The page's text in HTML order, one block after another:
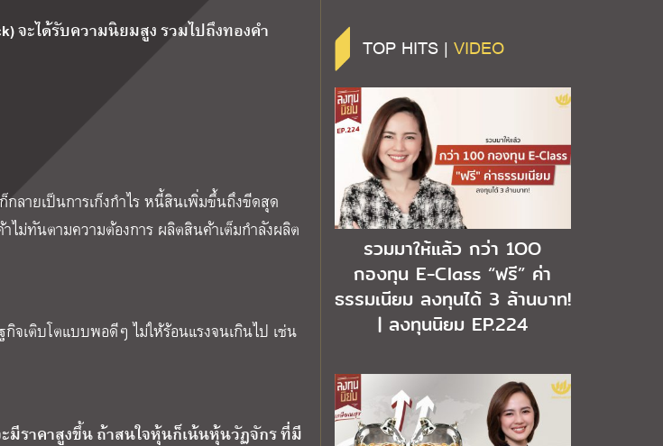
จะได้รับความนิยมสูง รวมไปถึงทองคำ
กลายเป็นการเก็งกำไร หนี้สินเพิ่มขึ้นถึงขีดสุด
ม่ทันตามความต้องการ ผลิตสินค้าเต็มกำลังผลิต
จเติบโตแบบพอดีๆ ไม่ให้ร้อนแรงจนเกินไป เช่น
ราคาสูงขึ้น ถ้าสนใจหุ้นก็เน้นหุ้นวัฏจักร ที่มี
TOP HITS | VIDEO
รวมมาให้แล้ว กว่า 1OO
กองทุน E-Class “ฟรี” ค่า
ธรรมเนียม ลงทุนได้ 3 ล้านบาท!
| ลงทุนนิยม EP.224